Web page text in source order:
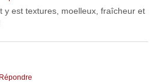
y est textures, moelleux, fraîcheur et
Répondre